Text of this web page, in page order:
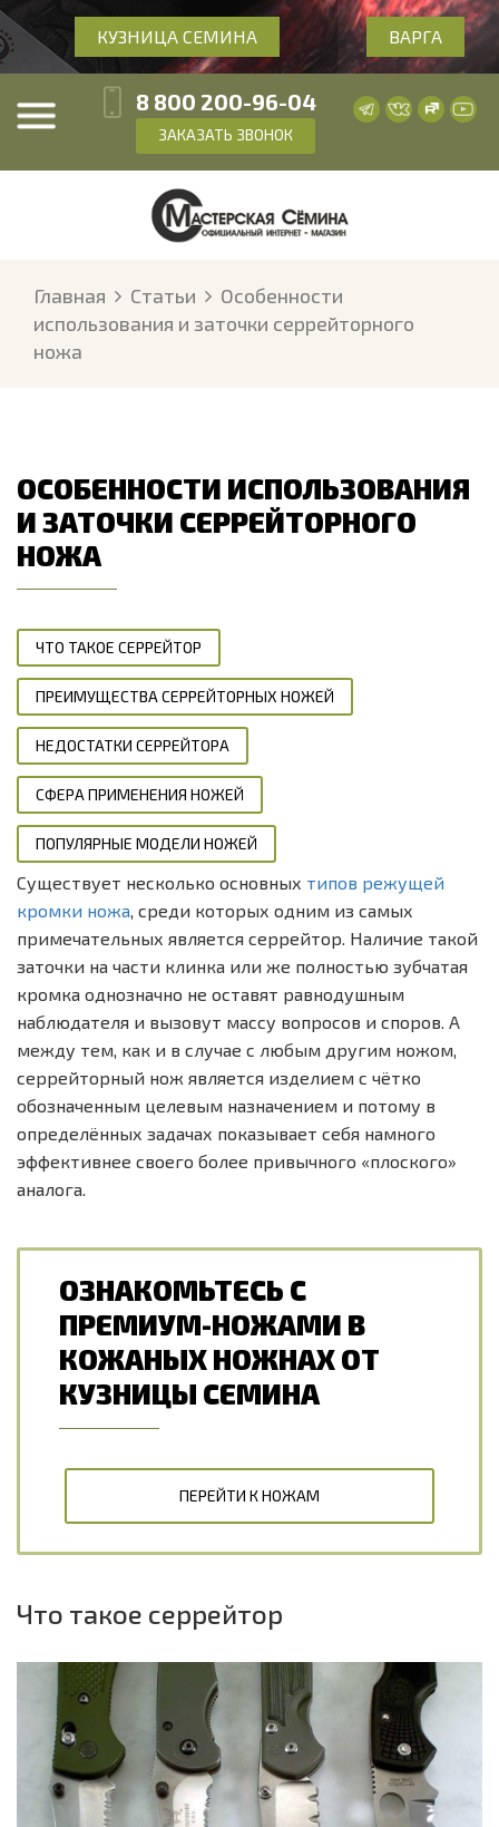
КУЗНИЦА СЕМИНА ВАРГА
8 800 200-96-04
ЗАКАЗАТЬ ЗВОНОК
Главная Статьи
Особенности
использования и заточки серрейторного
ножа
ОСОБЕННОСТИ ИСПОЛЬЗОВАНИЯ
И ЗАТОЧКИ СЕРРЕЙТОРНОГО
НОЖА
ЧТО ТАКОЕ СЕРРЕЙТОР
ПРЕИМУЩЕСТВА СЕРРЕЙТОРНЫХ НОЖЕЙ
НЕДОСТАТКИ СЕРРЕЙТОРА
СФЕРА ПРИМЕНЕНИЯ НОЖЕЙ
ПОПУЛЯРНЫЕ МОДЕЛИ НОЖЕЙ
Существует несколько основных типов режущей
кромки ножа, среди которых одним из самых
примечательных является серрейтор. Наличие такой
заточки на части клинка или же полностью зубчатая
кромка однозначно не оставят равнодушным
наблюдателя и вызовут массу вопросов и споров. А
между тем, как и в случае с любым другим ножом,
серрейторный нож является изделием с чётко
обозначенным целевым назначением и потому в
определённых задачах показывает себя намного
эффективнее своего более привычного «плоского»
аналога.
ОЗНАКОМЬТЕСЬ С
ПРЕМИУМ-НОЖАМИ В
КОЖАНЫХ НОЖНАХ ОТ
КУЗНИЦЫ СЕМИНА
ПЕРЕЙТИ К НОЖАМ
Что такое серрейтор